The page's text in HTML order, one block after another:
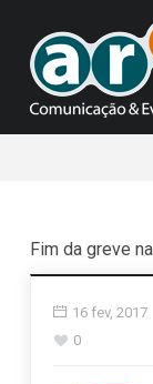
Fim da greve
16 fev, 2017
0